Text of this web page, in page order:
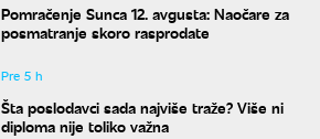
Pomračenje Sunca 12. avgusta: Naočare za
posmatranje skoro rasprodate
Pre 5 h
Šta poslodavci sada najviše traže? Više ni
diploma nije toliko važna